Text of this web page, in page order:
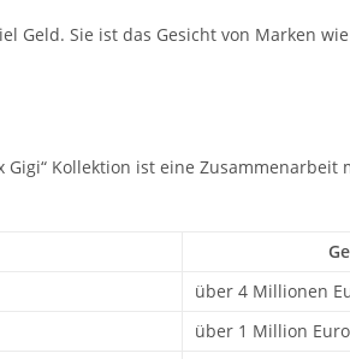
Sie ist das Gesicht von Marken
Kollektion ist eine
über 4 Millionen
über 1 Million Euro